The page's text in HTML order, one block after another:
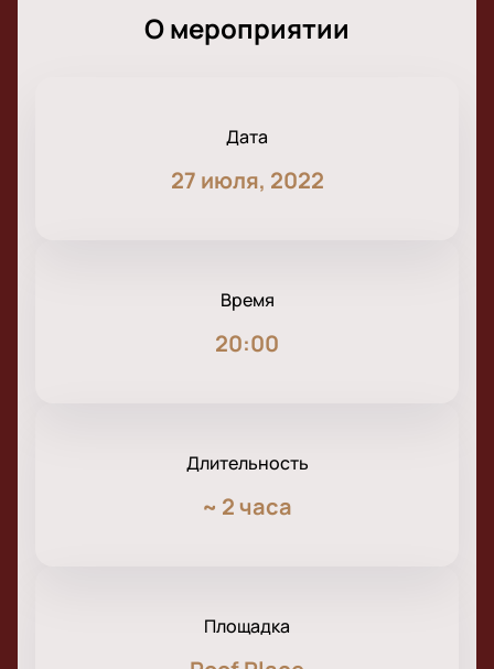
О мероприятии
Дата
27 июля, 2022
Время
20:00
Длительность
~ 2 часа
Площадка